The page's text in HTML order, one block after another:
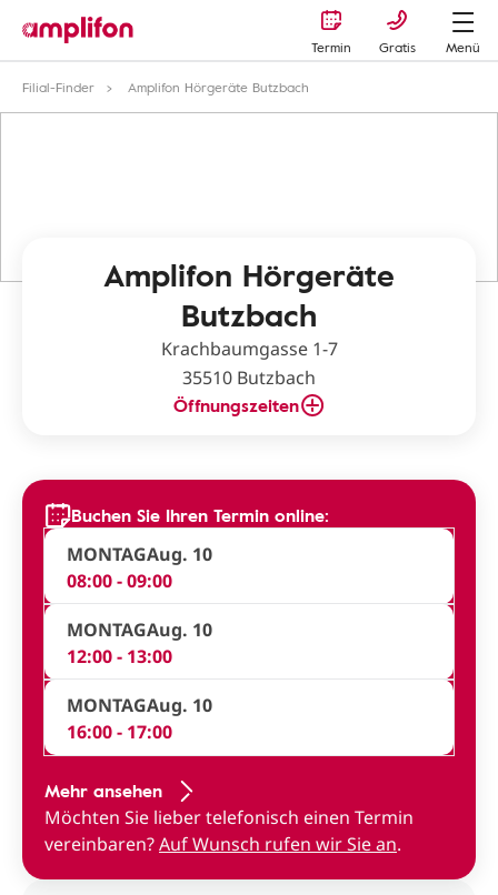
Termin Gratis
Menü
Filial-Finder
Amplifon Hörgeräte Butzbach
Amplifon Hörgeräte
Butzbach
Krachbaumgasse 1-7
35510 Butzbach
Öffnungszeiten
Buchen Sie Ihren Termin online:
MONTAGAug. 10
08:00 - 09:00
MONTAGAug. 10
12:00 - 13:00
MONTAGAug. 10
16:00 - 17:00
Mehr ansehen
Möchten Sie lieber telefonisch einen Termin
vereinbaren?Auf Wunsch rufen wir Sie an.